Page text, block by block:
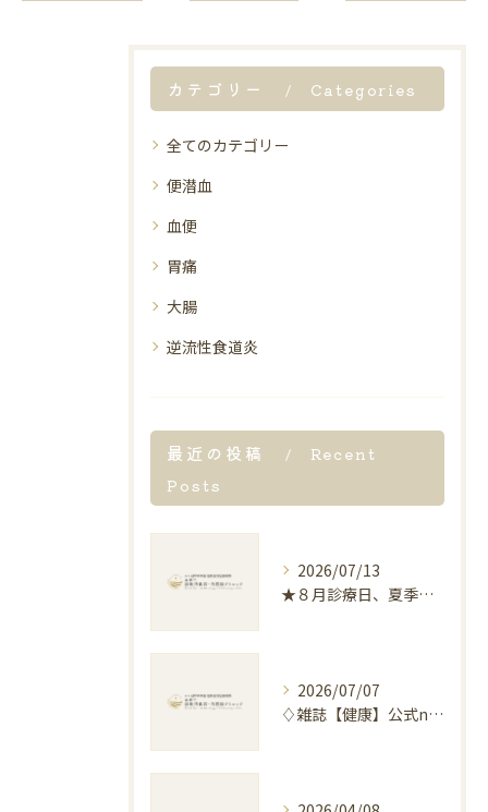
カテゴリー Categories
全てのカテゴリー
便潜血
血便
胃痛
大腸
逆流性食道炎
最近の投稿
Recent
Posts
2026/07/13
★８月診療日、夏季休暇のお知らせ★
2026/07/07
♢雑誌【健康】公式note “「麻辣湯」による胃腸の不調について”記事解説のお知らせ♢